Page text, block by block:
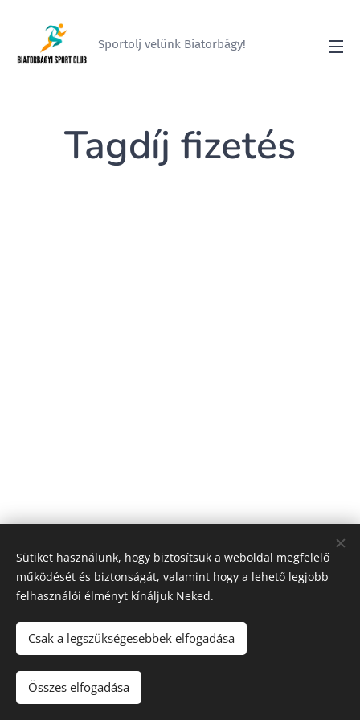
Sportolj velünk Biatorbágy!
Tagdíj fizetés
Sütiket használunk, hogy biztosítsuk a weboldal megfelelő
működését és biztonságát, valamint hogy a lehető legjobb
felhasználói élményt kínáljuk Neked.
Csak a legszükségesebbek elfogadása
Összes elfogadása